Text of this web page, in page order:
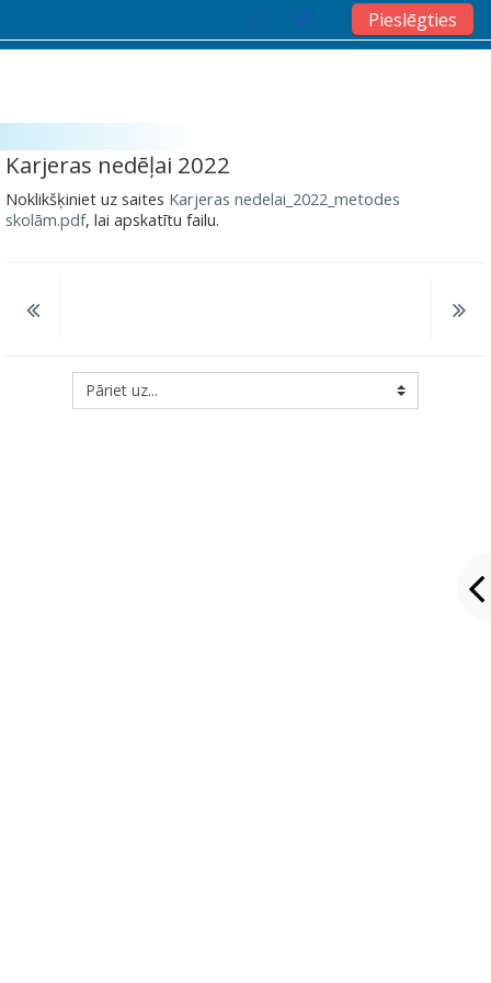
Pieslēgties
Karjeras nedēļai 2022
Noklikšķiniet uz saites Karjeras nedelai_2022_metodes
skolām.pdf, lai apskatītu failu.
Pāriet uz...